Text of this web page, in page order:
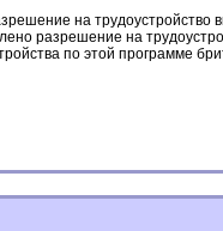
на
разрешение на
по этой программе